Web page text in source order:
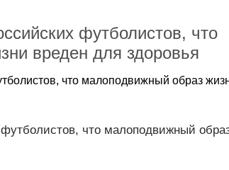
футболистов, что
вреден для здоровья
что малоподвижный образ
что малоподвижный